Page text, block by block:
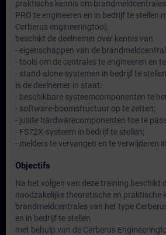
praktische kennis om
PRO te engineeren en in bedrijf te stellen
Cerberus engineeringtool;
beschikt de deelnemer over kennis van:
- eigenschappen van de
- tools om de centrales te engineeren en
- stand-alone-systemen in bedrijf te
is de deelnemer in staat:
- beschikbare systeemcomponenten te
- software-boomstructuur op te zetten;
- juiste hardwarecomponenten toe te
- FS72X-systeem in bedrijf te stellen;
- melders te vervangen en te verwijderen
Objectifs
Na het volgen van deze training beschikt
noodzakelijke theoretische en praktische
brandmeldcentrales van het type
en in bedrijf te stellen
met behulp van de Cerberus